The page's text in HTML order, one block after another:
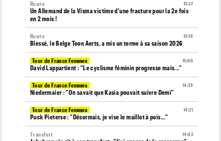
15:37
Route
Un Allemand de la Visma victime d'une fracture pour la 2e fois
en 2 mois !
15:18
Route
Blessé, le Belge Toon Aerts, a mis un terme à sa saison 2026
15:00
Tour de France Femmes
David Lappartient : "Le cyclisme féminin progresse mais..."
14:39
Tour de France Femmes
Niedermaier : "On savait que Kasia pouvait suivre Demi"
14:21
Tour de France Femmes
Puck Pieterse : "Désormais, je vise le maillot à pois..."
14:03
Transfert